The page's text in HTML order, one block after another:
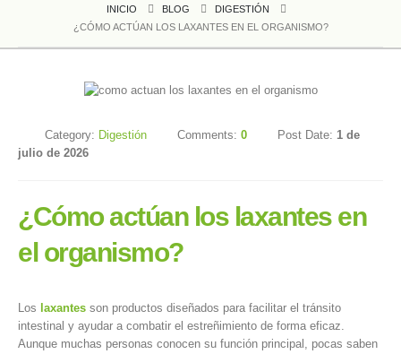
INICIO BLOG
DIGESTIÓN
¿CÓMO ACTÚAN LOS LAXANTES EN EL ORGANISMO?
Category: Digestión Comments: 0 Post Date: 1 de
julio de 2026
¿Cómo actúan los laxantes en
el organismo?
Los laxantes son productos diseñados para facilitar el tránsito
intestinal y ayudar a combatir el estreñimiento de forma eficaz.
Aunque muchas personas conocen su función principal, pocas saben